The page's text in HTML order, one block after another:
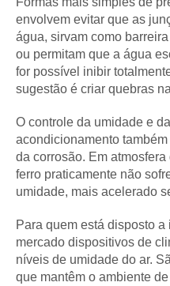
envolvem evitar que as
água, sirvam como
ou permitam que a água
for possível inibir
sugestão é criar quebras
O controle da umidade e
acondicionamento
da corrosão. Em
ferro praticamente não
umidade, mais acelerado
Para quem está disposto
mercado dispositivos de
níveis de umidade do ar.
que mantêm o ambiente